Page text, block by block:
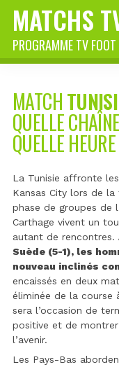
MATCHS
PROGRAMME TV FOOT
MATCH
QUELLE
QUELLE
La Tunisie affronte
Kansas City lors de
phase de groupes de
Carthage vivent un
autant de rencontres.
Suède (5-1), les
nouveau inclinés
encaissés en deux
éliminée de la course
sera l’occasion de
positive et de
l’avenir.
Les Pays-Bas